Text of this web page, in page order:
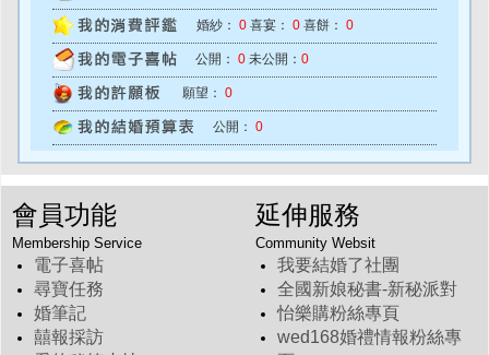
婚紗： 0 喜宴： 0 喜餅： 0
公開： 0 未公開： 0
願望： 0
公開： 0
會員功能
Membership Service
電子喜帖
尋寶任務
婚筆記
囍報採訪
延伸服務
Community Websit
我要結婚了社團
全國新娘秘書-新秘派對
怡樂購粉絲專頁
wed168婚禮情報粉絲專